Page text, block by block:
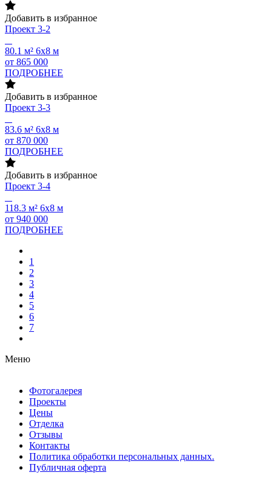
Добавить в избранное
Проект 3-2
80.1 м² 6х8 м
от 865 000
ПОДРОБНЕЕ
Добавить в избранное
Проект 3-3
83.6 м² 6х8 м
от 870 000
ПОДРОБНЕЕ
Добавить в избранное
Проект 3-4
118.3 м² 6х8 м
от 940 000
ПОДРОБНЕЕ
1
2
3
4
5
6
7
Меню
Фотогалерея
Проекты
Цены
Отделка
Отзывы
Контакты
Политика обработки персональных данных.
Публичная оферта